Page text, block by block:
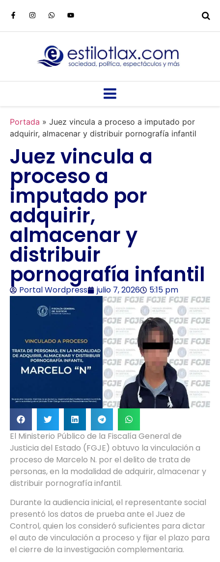
Portada » Juez vincula a proceso a imputado por
adquirir, almacenar y distribuir pornografía infantil
Juez vincula a
proceso a
imputado por
adquirir,
almacenar y
distribuir
pornografía infantil
Portal Wordpress julio 7, 2026 5:15 pm
El Ministerio Público de la Fiscalía General de
Justicia del Estado (FGJE) obtuvo la vinculación a
proceso de Marcelo N. por el delito de trata de
personas, en la modalidad de adquirir, almacenar y
distribuir pornografía infantil.
Durante la audiencia inicial, el representante social
presentó los datos de prueba ante el Juez de
Control, quien los consideró suficientes para dictar
el auto de vinculación a proceso y fijar el plazo para
el cierre de la investigación complementaria.